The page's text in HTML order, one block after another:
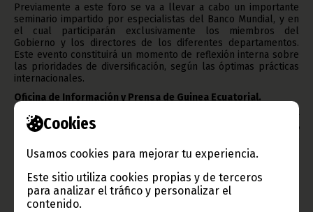
Cookies
Usamos cookies para mejorar tu experiencia.
Este sitio utiliza cookies propias y de terceros
para analizar el tráfico y personalizar el
contenido.
Previamente a este foro se va a llevar a cabo un importante
seminario impartido por especialistas del Banco Mundial, y en
el cual participarán exclusivamente los miembros del
Gobierno y los directores de los diferentes departamentos.
Este evento constituirá un momento de reflexión interna sobre
las prioridades de diversificación, según las óptimas prácticas
internacionales.
Oficina de Información y Prensa de Guinea Ecuatorial.
Aviso: La reproducción total o parcial de este artículo o de las
imágenes que lo acompañen debe hacerse, siempre y en todo
(Oficina de Información y Prensa de Guinea Ecuatorial).